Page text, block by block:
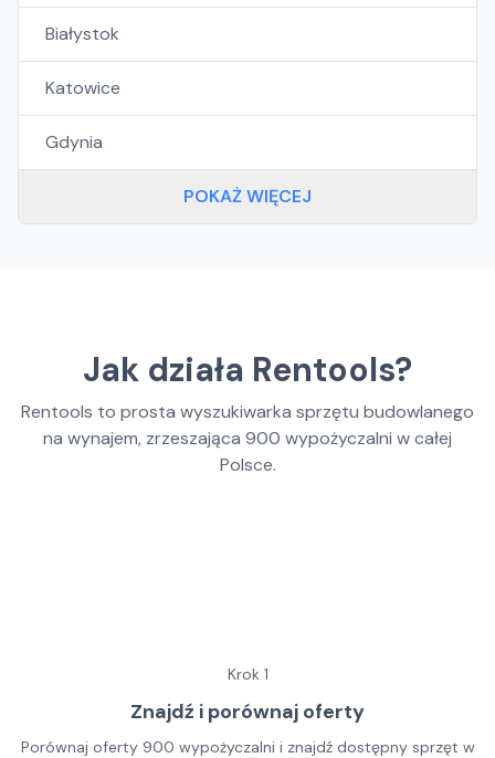
Białystok
Katowice
Gdynia
POKAŻ WIĘCEJ
Jak działa Rentools?
Rentools to prosta wyszukiwarka sprzętu budowlanego
na wynajem, zrzeszająca 900 wypożyczalni w całej
Polsce.
Krok 1
Znajdź i porównaj oferty
Porównaj oferty 900 wypożyczalni i znajdź dostępny sprzęt w